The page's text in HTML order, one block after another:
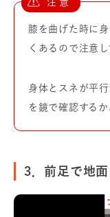
膝を曲げた時に
くあるので注意し
身体とスネが平
を鏡で確認する
3．前足で地